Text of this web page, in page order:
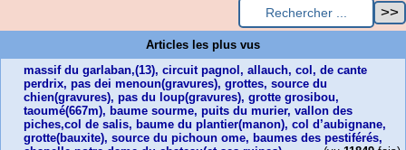
Articles les plus vus
massif du garlaban,(13), circuit pagnol, allauch, col, de cante
perdrix, pas dei menoun(gravures), grottes, source du
chien(gravures), pas du loup(gravures), grotte grosibou,
taoumé(667m), baume sourme, puits du murier, vallon des
piches,col de salis, baume du plantier(manon), col d’aubignane,
grotte(bauxite), source du pichoun ome, baumes des pestiférés,